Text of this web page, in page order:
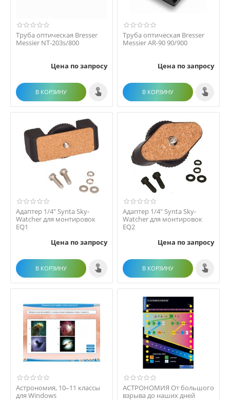
Труба оптическая Bresser
Messier NT-203s/800
Цена по запросу
В КОРЗИНУ
Труба оптическая Bresser
Messier AR-90 90/900
Цена по запросу
В КОРЗИНУ
Адаптер 1/4" Synta Sky-
Watcher для монтировок
EQ1
Цена по запросу
В КОРЗИНУ
Адаптер 1/4" Synta Sky-
Watcher для монтировок
EQ2
Цена по запросу
В КОРЗИНУ
Астрономия, 10–11 классы
для Windows
АСТРОНОМИЯ От большого
взрыва до наших дней